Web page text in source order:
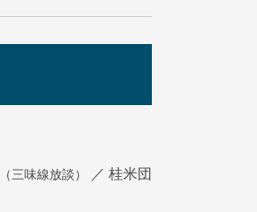
（三味線放談）
／ 桂米団